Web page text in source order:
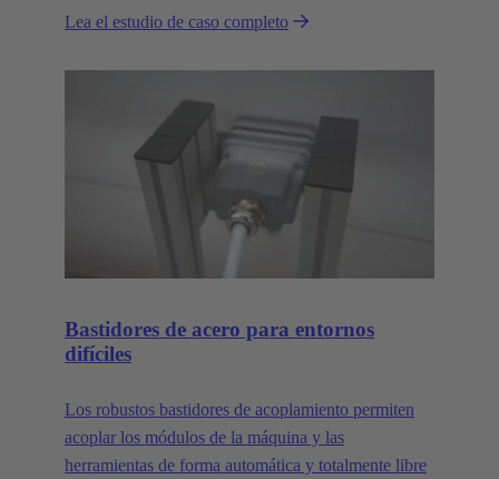
Lea el estudio de caso completo
Bastidores de acero para entornos
difíciles
Los robustos bastidores de acoplamiento permiten
acoplar los módulos de la máquina y las
herramientas de forma automática y totalmente libre